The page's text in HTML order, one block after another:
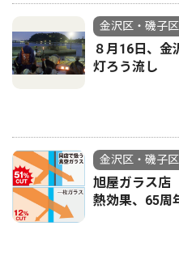
金沢区・磯子区
８月16日、
灯ろう流し
金沢区・磯子区
旭屋ガラス
熱効果、65周